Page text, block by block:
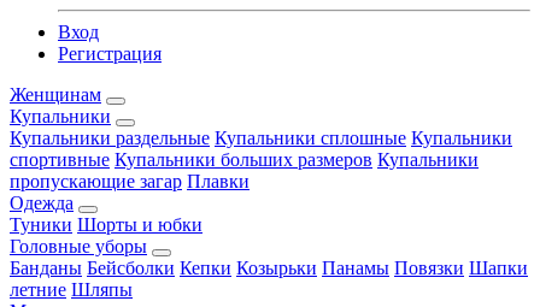
Вход
Регистрация
Женщинам
Купальники
Купальники раздельные Купальники сплошные Купальники
спортивные Купальники больших размеров Купальники
пропускающие загар Плавки
Одежда
Туники Шорты и юбки
Головные уборы
Банданы Бейсболки Кепки Козырьки Панамы Повязки Шапки
летние Шляпы